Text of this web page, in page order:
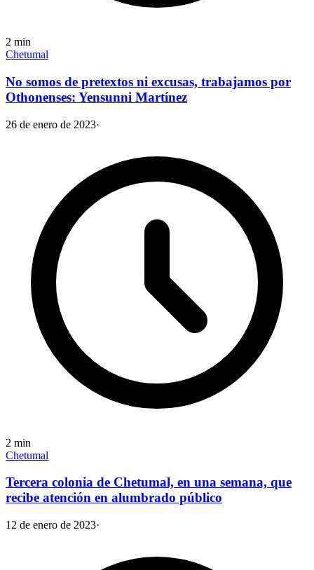
2 min
Chetumal
No somos de pretextos ni excusas, trabajamos por
Othonenses: Yensunni Martínez
26 de enero de 2023·
2 min
Chetumal
Tercera colonia de Chetumal, en una semana, que
recibe atención en alumbrado público
12 de enero de 2023·